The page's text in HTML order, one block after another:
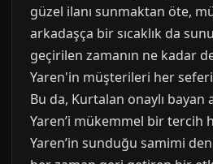
güzel ilanı sunmaktan öte,
arkadaşça bir sıcaklık da
geçirilen zamanın ne kadar
Yaren'in müşterileri her
Bu da, Kurtalan onaylı bayan
Yaren’i mükemmel bir tercih
Yaren’in sunduğu samimi